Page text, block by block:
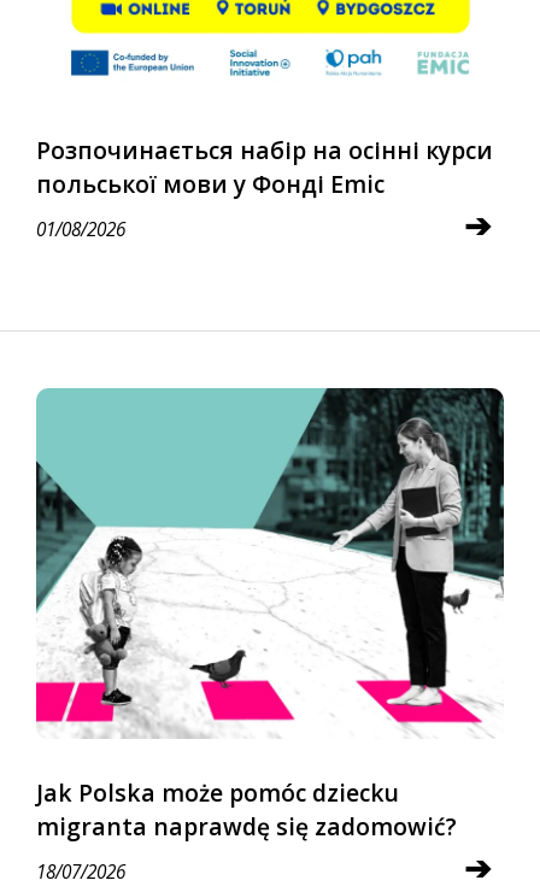
Розпочинається набір на осінні курси
польської мови у Фонді Emic
➔
01/08/2026
Jak Polska może pomóc dziecku
migranta naprawdę się zadomowić?
➔
18/07/2026